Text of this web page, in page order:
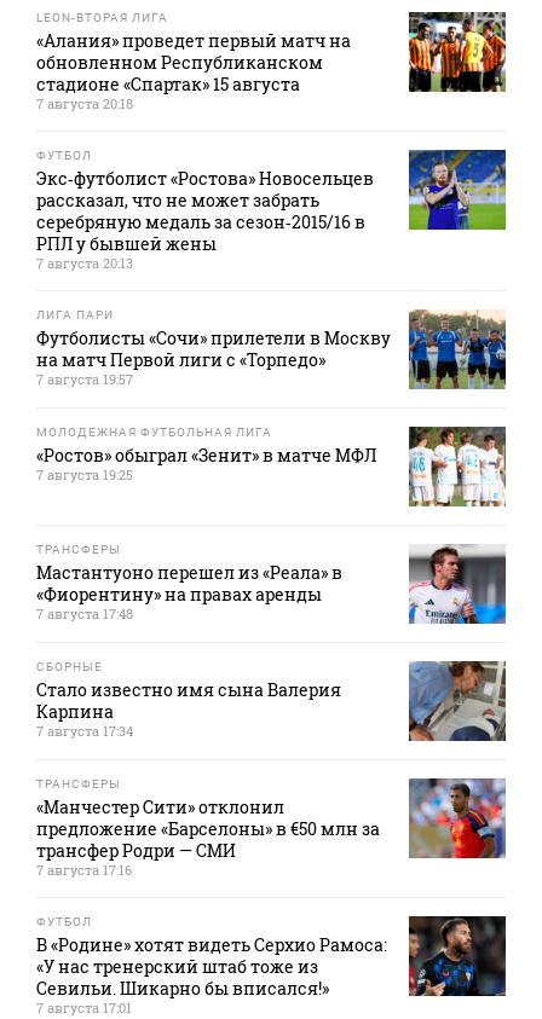
LEON-ВТОРАЯ ЛИГА
«Алания» проведет первый матч на
обновленном Республиканском
стадионе «Спартак» 15 августа
7 августа 20:18
ФУТБОЛ
Экс‑футболист «Ростова» Новосельцев
рассказал, что не может забрать
серебряную медаль за сезон‑2015/16 в
РПЛ у бывшей жены
7 августа 20:13
ЛИГА ПАРИ
Футболисты «Сочи» прилетели в Москву
на матч Первой лиги с «Торпедо»
7 августа 19:57
МОЛОДЕЖНАЯ ФУТБОЛЬНАЯ ЛИГА
«Ростов» обыграл «Зенит» в матче МФЛ
7 августа 19:25
ТРАНСФЕРЫ
Мастантуоно перешел из «Реала» в
«Фиорентину» на правах аренды
7 августа 17:48
СБОРНЫЕ
Стало известно имя сына Валерия
Карпина
7 августа 17:34
ТРАНСФЕРЫ
«Манчестер Сити» отклонил
предложение «Барселоны» в €50 млн за
трансфер Родри — СМИ
7 августа 17:16
ФУТБОЛ
В «Родине» хотят видеть Серхио Рамоса:
«У нас тренерский штаб тоже из
Севильи. Шикарно бы вписался!»
7 августа 17:01